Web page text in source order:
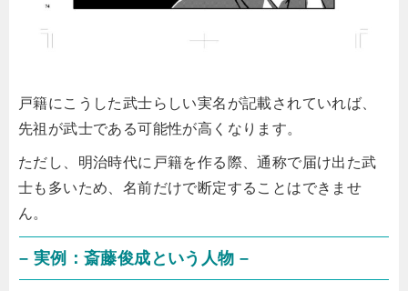
戸籍にこうした武士らしい実名が記載されていれば、
先祖が武士である可能性が高くなります。
ただし、明治時代に戸籍を作る際、通称で届け出た武
士も多いため、名前だけで断定することはできませ
ん。
– 実例：斎藤俊成という人物 –